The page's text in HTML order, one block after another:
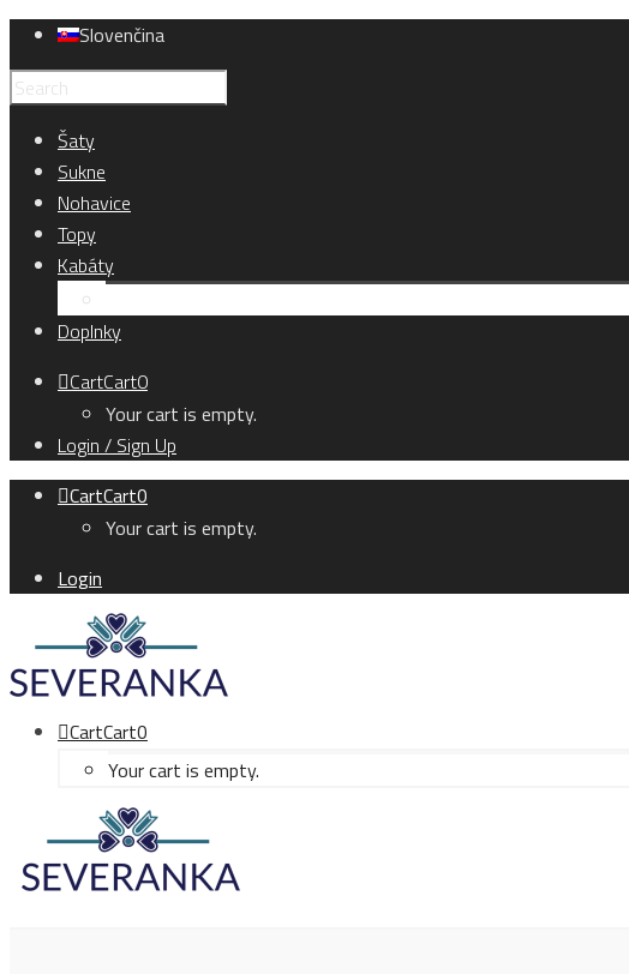
Slovenčina
Šaty
Sukne
Nohavice
Topy
Kabáty
Doplnky
CartCart0
Your cart is empty.
Login / Sign Up
CartCart0
Your cart is empty.
Login
CartCart0
Your cart is empty.